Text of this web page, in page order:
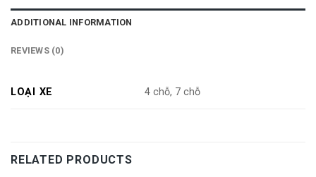
ADDITIONAL INFORMATION
REVIEWS (0)
LOẠI XE 4 chỗ, 7 chỗ
RELATED PRODUCTS